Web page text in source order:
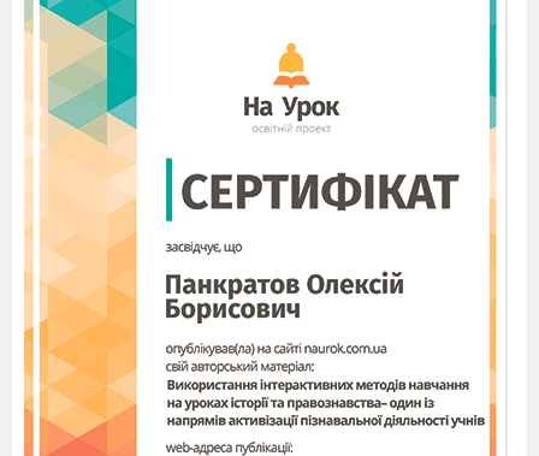
Правильно вчимося читати:+5(плюс5), -7(мінус
7),8( плюс 8 або 8).
ІУ.Формування вмінь.
Усні вправи.
1. Прочитати числа : -9; +4; -0,3; 96; -3/7; +100.